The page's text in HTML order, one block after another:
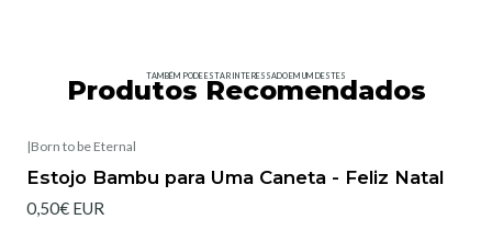
TAMBÉM PODE ESTAR INTERESSADO EM UM DESTES
Produtos Recomendados
|Born to be Eternal
Estojo Bambu para Uma Caneta - Feliz Natal
0,50€ EUR